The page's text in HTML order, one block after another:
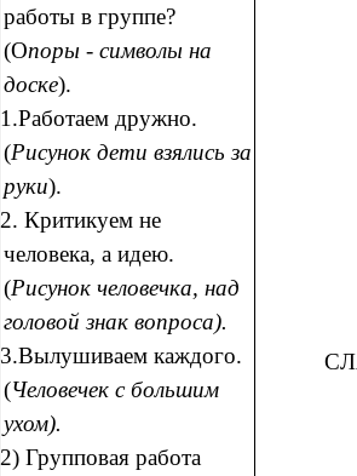
работы в группе?
(Опоры - символы на
доске).
1.Работаем дружно.
(Рисунок дети взялись за
руки).
2. Критикуем не
человека, а идею.
(Рисунок человечка, над
головой знак вопроса).
3.Вылушиваем каждого.
(Человечек с большим
ухом).
2) Групповая работа